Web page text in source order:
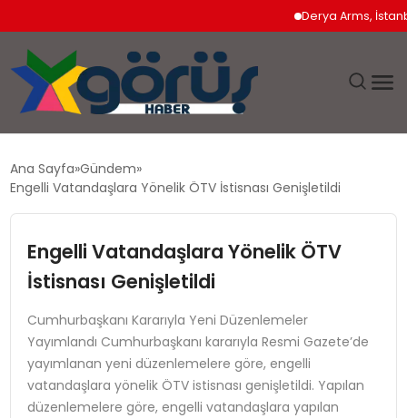
Derya Arms,
GÜNDEM
SAĞLIK
SPOR
Ana Sayfa Gündem
Engelli Vatandaşlara Yönelik ÖTV İstisnası Genişletildi
Engelli Vatandaşlara Yönelik ÖTV
İstisnası Genişletildi
Cumhurbaşkanı Kararıyla Yeni Düzenlemeler
Yayımlandı Cumhurbaşkanı kararıyla Resmi Gazete’de
yayımlanan yeni düzenlemelere göre, engelli
vatandaşlara yönelik ÖTV istisnası genişletildi. Yapılan
düzenlemelere göre, engelli vatandaşlara yapılan